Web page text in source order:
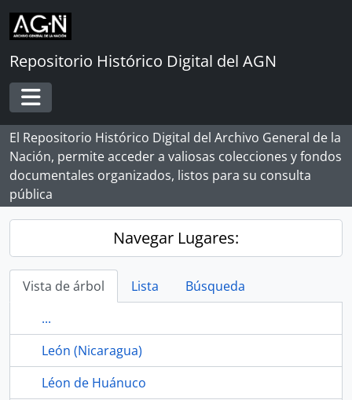
Skip to main content
Repositorio Histórico Digital del AGN
Toggle navigation
El Repositorio Histórico Digital del Archivo General de la
Nación, permite acceder a valiosas colecciones y fondos
documentales organizados, listos para su consulta
pública
Navegar Lugares:
Vista de árbol Lista
Búsqueda
...
León (Nicaragua)
Léon de Huánuco